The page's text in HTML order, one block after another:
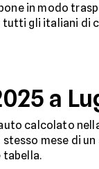
in modo
gli italiani di
a
calcolato
mese di
tabella.